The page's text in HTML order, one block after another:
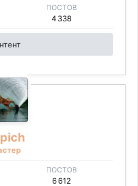
ПОСТОВ
4 338
ПОСТОВ
6 612